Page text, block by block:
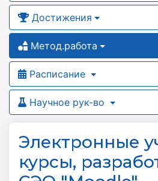
Достижения
Метод.работа
Расписание
Научное рук-во
Электронные
курсы,